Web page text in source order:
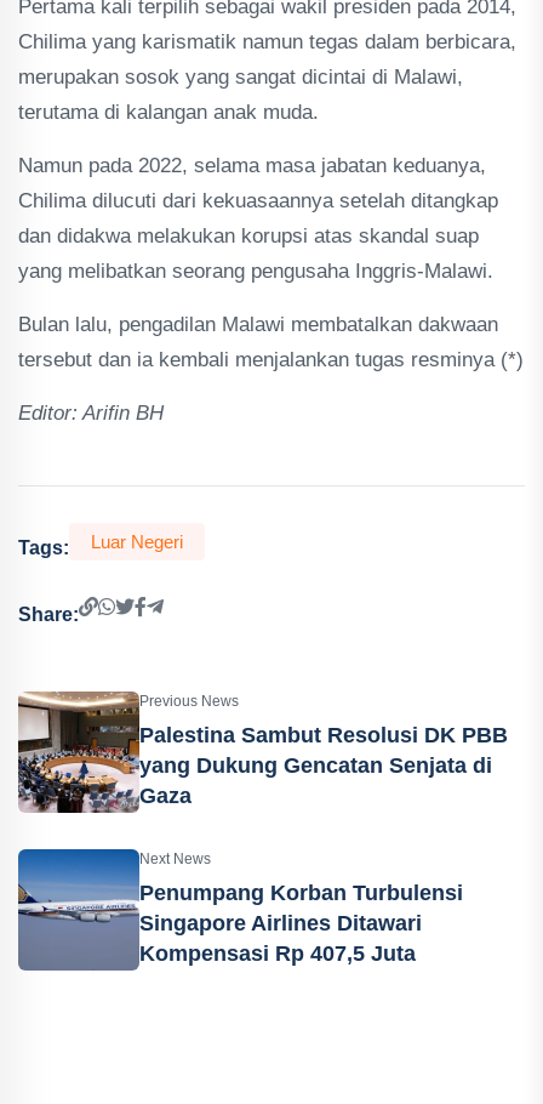
Pertama kali terpilih sebagai wakil presiden pada 2014,
Chilima yang karismatik namun tegas dalam berbicara,
merupakan sosok yang sangat dicintai di Malawi,
terutama di kalangan anak muda.
Namun pada 2022, selama masa jabatan keduanya,
Chilima dilucuti dari kekuasaannya setelah ditangkap
dan didakwa melakukan korupsi atas skandal suap
yang melibatkan seorang pengusaha Inggris-Malawi.
Bulan lalu, pengadilan Malawi membatalkan dakwaan
tersebut dan ia kembali menjalankan tugas resminya (*)
Editor: Arifin BH
Tags: Luar Negeri
Share:
Previous News
Palestina Sambut Resolusi DK PBB
yang Dukung Gencatan Senjata di
Gaza
Next News
Penumpang Korban Turbulensi
Singapore Airlines Ditawari
Kompensasi Rp 407,5 Juta